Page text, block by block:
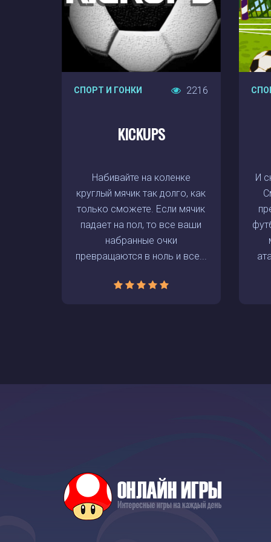
СПОРТ И ГОНКИ 2216
KICKUPS
Набивайте на коленке
круглый мячик так долго, как
только сможете. Если мячик
падает на пол, то все ваши
набранные очки
превращаются в ноль и все...
И